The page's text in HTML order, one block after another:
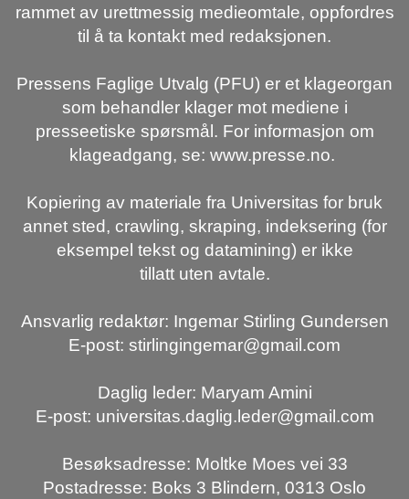
rammet av urettmessig medieomtale, oppfordres
til å ta kontakt med redaksjonen.
Pressens Faglige Utvalg (PFU) er et klageorgan
som behandler klager mot mediene i
presseetiske spørsmål. For informasjon om
klageadgang, se: www.presse.no.
Kopiering av materiale fra Universitas for bruk
annet sted, crawling, skraping, indeksering (for
eksempel tekst og datamining) er ikke
tillatt uten avtale.
Ansvarlig redaktør: Ingemar Stirling Gundersen
E-post: stirlingingemar@gmail.com
Daglig leder: Maryam Amini
E-post: universitas.daglig.leder@gmail.com
Besøksadresse: Moltke Moes vei 33
Postadresse: Boks 3 Blindern, 0313 Oslo